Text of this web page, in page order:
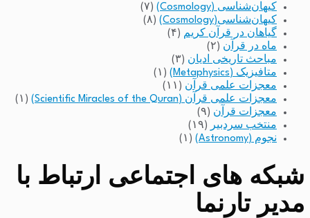
کیهان‌شناسی (Cosmology)
(۷)
کیهان‌شناسی(Cosmology)
(۸)
گیاهان در قرآن کریم (۴)
ماه در قرآن (۲)
مباحث تاریخی ادیان (۳)
متافیزیک (Metaphysics)
(۱)
معجزات علمی قرآن (۱۱)
معجزات علمی قرآن (Scientific Miracles of the Quran)
(۱)
معجزات قرآن (۹)
منتخب سردبیر
(۱۹)
نجوم (Astronomy)
(۱)
شبکه های اجتماعی ارتباط با
مدیر تارنما